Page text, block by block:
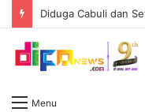
Menu